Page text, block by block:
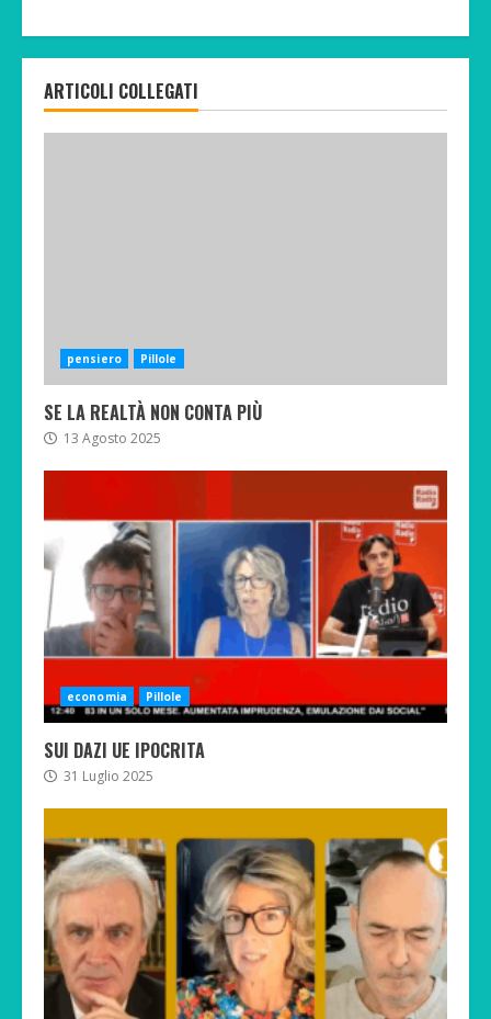
ARTICOLI COLLEGATI
pensiero Pillole
SE LA REALTÀ NON CONTA PIÙ
13 Agosto 2025
economia Pillole
SUI DAZI UE IPOCRITA
31 Luglio 2025